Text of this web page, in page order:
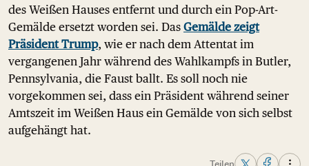
des Weißen Hauses entfernt und durch ein Pop-Art-
Gemälde ersetzt worden sei. Das Gemälde zeigt
Präsident Trump, wie er nach dem Attentat im
vergangenen Jahr während des Wahlkampfs in Butler,
Pennsylvania, die Faust ballt. Es soll noch nie
vorgekommen sei, dass ein Präsident während seiner
Amtszeit im Weißen Haus ein Gemälde von sich selbst
aufgehängt hat.